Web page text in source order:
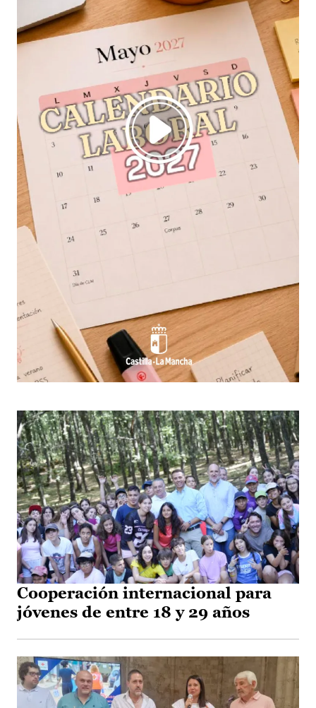
Cooperación internacional para
jóvenes de entre 18 y 29 años